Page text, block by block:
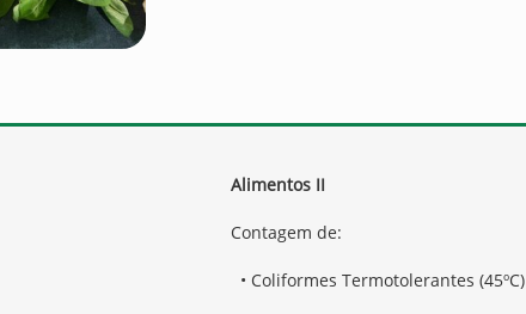
Alimentos II
Contagem de:
• Coliformes Termotolerantes (45ºC)